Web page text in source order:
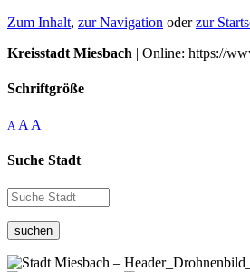
Zum Inhalt, zur Navigation oderzur
Kreisstadt Miesbach | Online: https://
Schriftgröße
A A A
Suche Stadt
suchen